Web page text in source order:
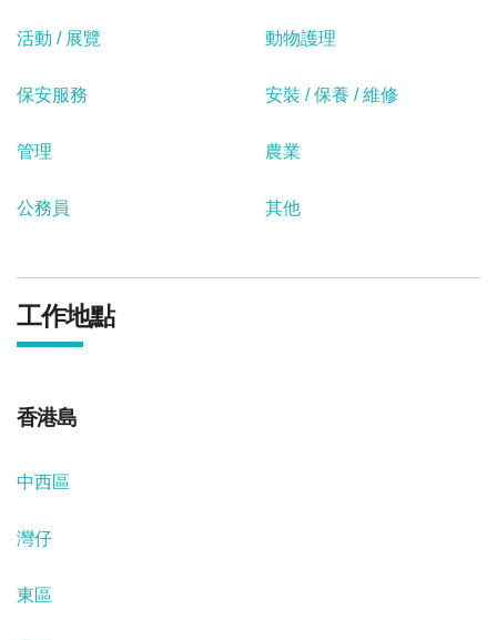
活動 / 展覽 動物護理
保安服務 安裝 / 保養 / 維修
管理 農業
公務員 其他
工作地點
香港島
中西區
灣仔
東區